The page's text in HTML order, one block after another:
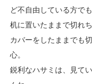
ど不自由している方でも
机に置いたままで切れ
カバーをしたままでも
心。
鋭利なハサミは、見て